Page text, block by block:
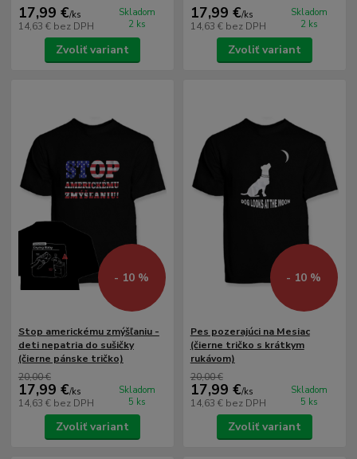
17,99 €/ks
14,63 € bez DPH
Skladom
2 ks
Zvoliť variant
17,99 €/ks
14,63 € bez DPH
Skladom
2 ks
Zvoliť variant
- 10 %
Stop americkému zmýšľaniu -
deti nepatria do sušičky
(čierne pánske tričko)
20,00 €
17,99 €/ks
14,63 € bez DPH
Skladom
5 ks
Zvoliť variant
- 10 %
Pes pozerajúci na Mesiac
(čierne tričko s krátkym
rukávom)
20,00 €
17,99 €/ks
14,63 € bez DPH
Skladom
5 ks
Zvoliť variant